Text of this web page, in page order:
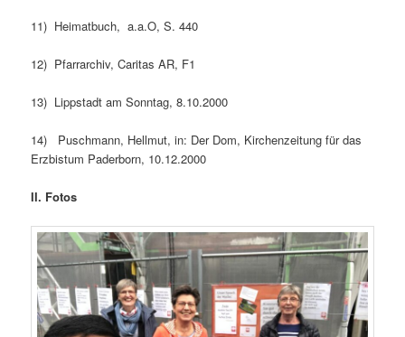
11) Heimatbuch, a.a.O, S. 440
12) Pfarrarchiv, Caritas AR, F1
13) Lippstadt am Sonntag, 8.10.2000
14) Puschmann, Hellmut, in: Der Dom, Kirchenzeitung für das
Erzbistum Paderborn, 10.12.2000
II. Fotos